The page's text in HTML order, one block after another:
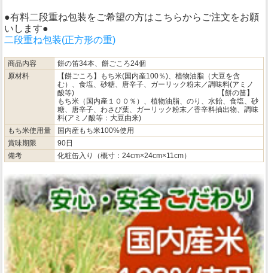
●有料二段重ね包装をご希望の方はこちらからご注文をお願
いします●
二段重ね包装(正方形の重)
商品内容
餅の笛34本、餅ごころ24個
原材料
【餅ごころ】もち米(国内産100％)、植物油脂（大豆を含
む）、食塩、砂糖、唐辛子、ガーリック粉末／調味料(アミノ
酸等) 【餅の笛】
もち米（国内産１００％）、植物油脂、のり、水飴、食塩、砂
糖、唐辛子、わさび葉、ガーリック粉末／香辛料抽出物、調味
料(アミノ酸等：大豆由来)
もち米使用量
国内産もち米100%使用
賞味期限
90日
備考
化粧缶入り（概寸：24cm×24cm×11cm）